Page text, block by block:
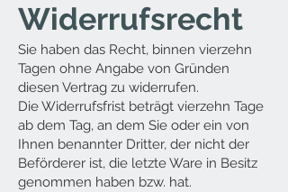
Widerrufsrecht
Sie haben das Recht, binnen vierzehn
Tagen ohne Angabe von Gründen
diesen Vertrag zu widerrufen.
Die Widerrufsfrist beträgt vierzehn Tage
ab dem Tag, an dem Sie oder ein von
Ihnen benannter Dritter, der nicht der
Beförderer ist, die letzte Ware in Besitz
genommen haben bzw. hat.